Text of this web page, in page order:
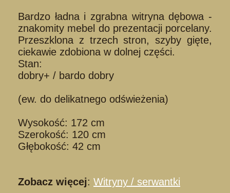
Bardzo ładna i zgrabna witryna dębowa -
znakomity mebel do prezentacji porcelany.
Przeszklona z trzech stron, szyby gięte,
ciekawie zdobiona w dolnej części.
Stan:
dobry+ / bardo dobry
(ew. do delikatnego odświeżenia)
Wysokość: 172 cm
Szerokość: 120 cm
Głębokość: 42 cm
Zobacz więcej: Witryny / serwantki